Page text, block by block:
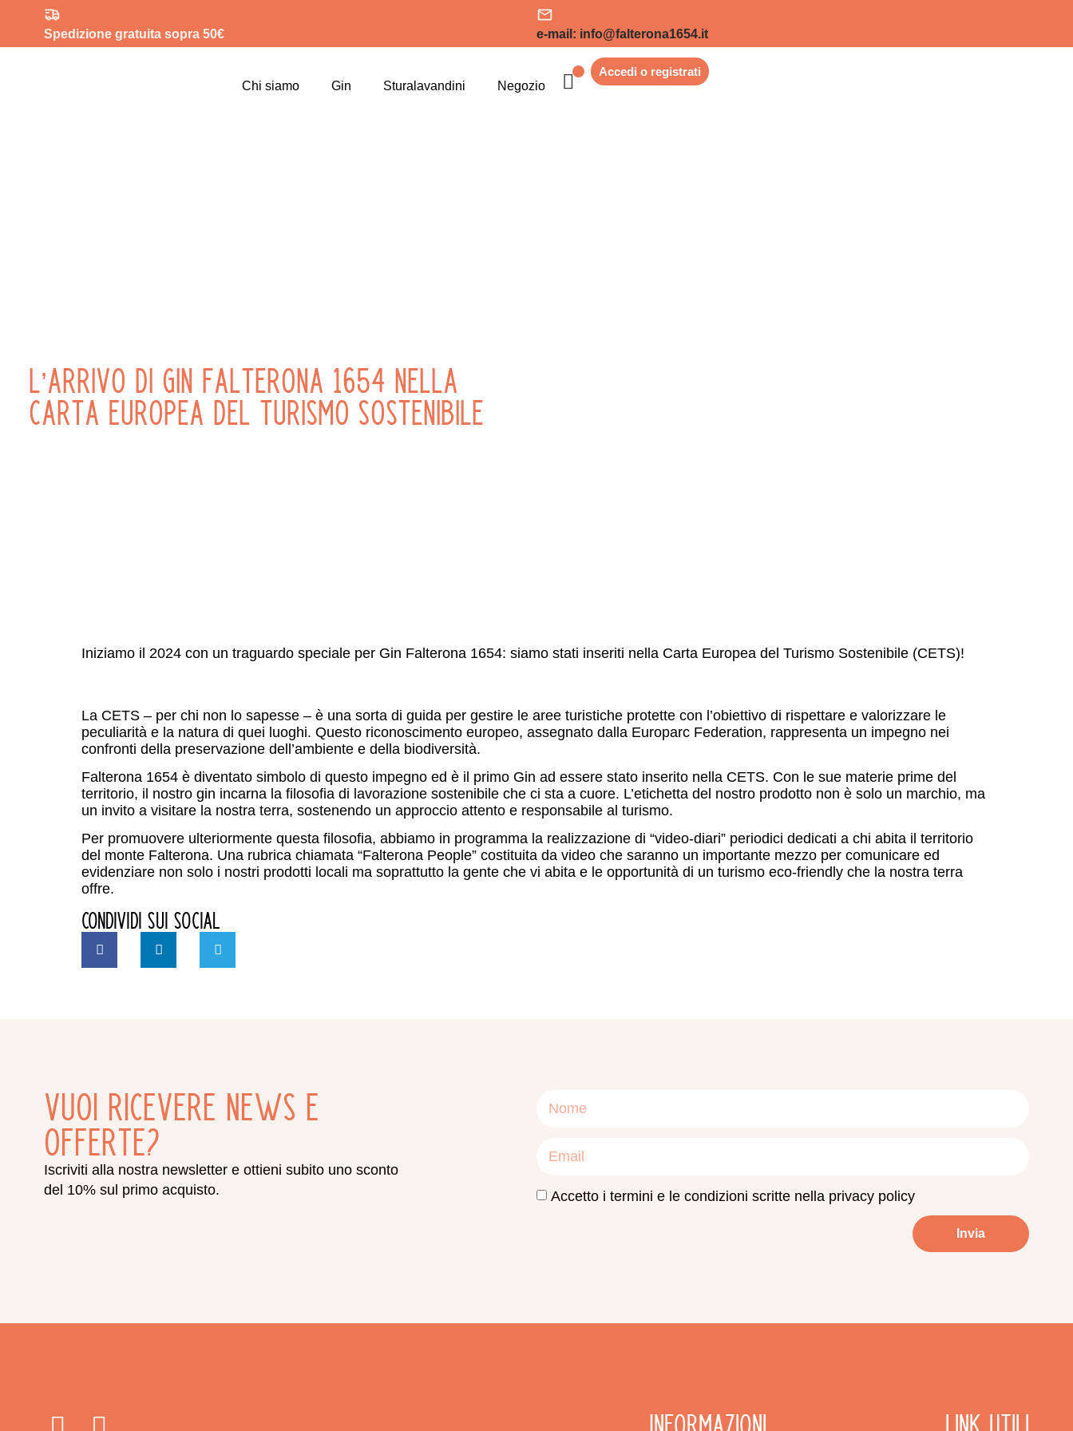
Spedizione gratuita sopra 50€ e-mail: info@falterona1654.it
Chi siamo Gin Sturalavandini Negozio
Accedi o registrati
L’arrivo di Gin Falterona 1654 nella
Carta Europea del Turismo Sostenibile
Iniziamo il 2024 con un traguardo speciale per Gin Falterona 1654: siamo stati inseriti nella Carta Europea del Turismo Sostenibile (CETS)!
La CETS – per chi non lo sapesse – è una sorta di guida per gestire le aree turistiche protette con l’obiettivo di rispettare e valorizzare le
peculiarità e la natura di quei luoghi. Questo riconoscimento europeo, assegnato dalla Europarc Federation, rappresenta un impegno nei
confronti della preservazione dell’ambiente e della biodiversità.
Falterona 1654 è diventato simbolo di questo impegno ed è il primo Gin ad essere stato inserito nella CETS. Con le sue materie prime del
territorio, il nostro gin incarna la filosofia di lavorazione sostenibile che ci sta a cuore. L’etichetta del nostro prodotto non è solo un marchio, ma
un invito a visitare la nostra terra, sostenendo un approccio attento e responsabile al turismo.
Per promuovere ulteriormente questa filosofia, abbiamo in programma la realizzazione di “video-diari” periodici dedicati a chi abita il territorio
del monte Falterona. Una rubrica chiamata “Falterona People” costituita da video che saranno un importante mezzo per comunicare ed
evidenziare non solo i nostri prodotti locali ma soprattutto la gente che vi abita e le opportunità di un turismo eco-friendly che la nostra terra
offre.
CONDIVIDI SUI SOCIAL
Vuoi ricevere news e
offerte?
Iscriviti alla nostra newsletter e ottieni subito uno sconto
del 10% sul primo acquisto.
Accetto i termini e le condizioni scritte nella privacy policy
Invia
Informazioni Link utili